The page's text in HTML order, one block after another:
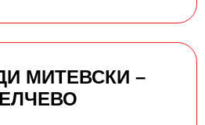
МИТЕВСКИ –